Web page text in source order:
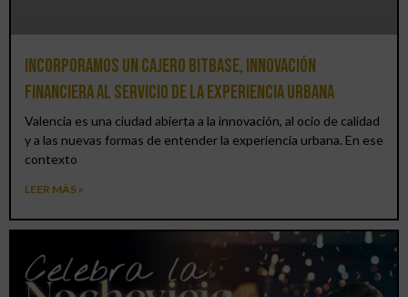
Incorporamos un cajero BitBase, innovación
financiera al servicio de la experiencia urbana
Valencia es una ciudad abierta a la innovación, al ocio de calidad
y a las nuevas formas de entender la experiencia urbana. En ese
contexto
LEER MÁS »